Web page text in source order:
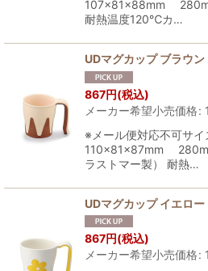
107×81×88mm 280ml
耐熱温度120℃カ…
UDマグカップ ブラウン
867円(税込)
メーカー希望小売価格:
※メール便対応不可サ
110×81×87mm 280ml
ラストマー製） 耐熱…
UDマグカップ イエロー
867円(税込)
メーカー希望小売価格: